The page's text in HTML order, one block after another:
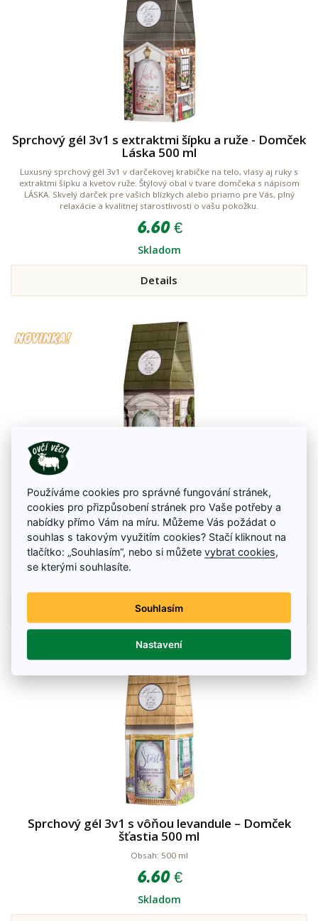
Sprchový gél 3v1 s extraktmi šípku a ruže - Domček
Láska 500 ml
Luxusný sprchový gél 3v1 v darčekovej krabičke na telo, vlasy aj ruky s
extraktmi šípku a kvetov ruže. Štýlový obal v tvare domčeka s nápisom
LÁSKA. Skvelý darček pre vašich blízkych alebo priamo pre Vás, plný
relaxácie a kvalitnej starostlivosti o vašu pokožku.
6.60 €
Skladom
Details
Sprchový gél 3v1 s kanabisom – Domček plný
pohody 500 ml
Konopný sprchový gél 3v1 v darčekovej krabičke na telo, vlasy aj ruky s
konopným olejom a podmanivou vôňou.
7.06 €
Details
Sprchový gél 3v1 s vôňou levandule – Domček
šťastia 500 ml
Obsah: 500 ml
6.60 €
Skladom
Používáme cookies pro správné fungování stránek,
cookies pro přizpůsobení stránek pro Vaše potřeby a
nabídky přímo Vám na míru. Můžeme Vás požádat o
souhlas s takovým využitím cookies? Stačí kliknout na
tlačítko: „Souhlasím“, nebo si můžetevybrat cookies,
se kterými souhlasíte.
Souhlasím
Nastavení